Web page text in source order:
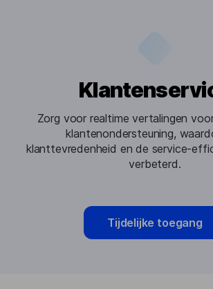
Zorg voor realtime vertalingen
klantenondersteuning,
klanttevredenheid en de service-
verbeterd.
Tijdelijke toegang